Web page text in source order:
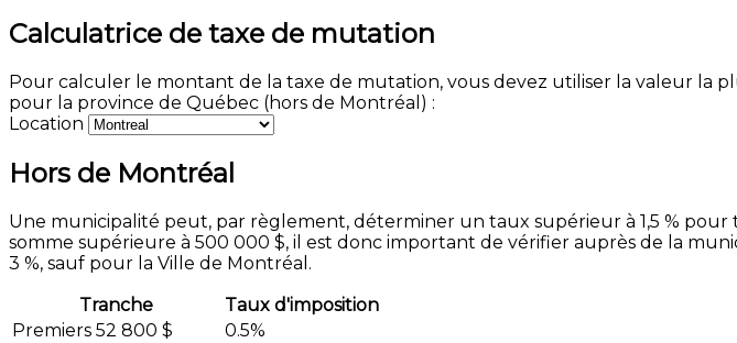
Calculatrice de taxe de mutation
Pour calculer le montant de la taxe de mutation, vous devez utiliser la valeur la
pour la province de Québec (hors de Montréal) :
Location
Hors de Montréal
Une municipalité peut, par règlement, déterminer un taux supérieur à 1,5 %
somme supérieure à 500 000 $, il est donc important de vérifier auprès de la
3 %, sauf pour la Ville de Montréal.
Tranche
Taux d'imposition
Premiers 52 800 $
0.5%